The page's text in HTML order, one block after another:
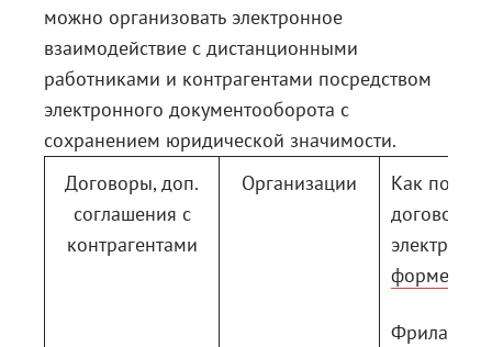
можно организовать электронное
взаимодействие с дистанционными
работниками и контрагентами посредством
электронного документооборота с
сохранением юридической значимости.
Договоры, доп.
соглашения с
контрагентами
Организации
Как
договор в
форме